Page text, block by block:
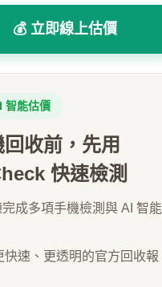
💰 立即線上估價
智能估價
回收前，先用
快速檢測
成多項手機檢測與 AI 智能
快速、更透明的官方回收報